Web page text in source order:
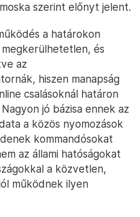
szerint előnyt jelent.
a határokon
és
az
hiszen manapság
csalásoknál határon
jó bázisa ennek az
a közös nyomozások
kommandósokat
az állami hatóságokat
a közvetlen,
működnek ilyen